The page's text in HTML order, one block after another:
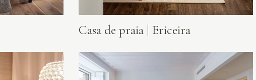
Casa de praia | Ericeira